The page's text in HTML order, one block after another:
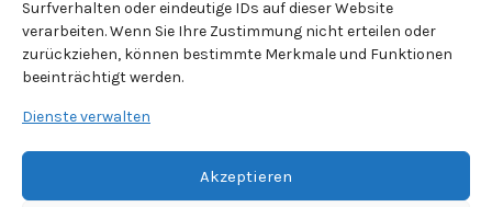
Surfverhalten oder eindeutige IDs auf dieser Website
verarbeiten. Wenn Sie Ihre Zustimmung nicht erteilen oder
zurückziehen, können bestimmte Merkmale und Funktionen
beeinträchtigt werden.
Dienste verwalten
Akzeptieren
38118 Braunschweig
Telefon: 0531 / 820 83
E-Mail Adresse:info@tierklinik-tholen.de